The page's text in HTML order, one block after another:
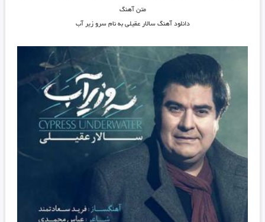
متن آهنگ
دانلود آهنگ سالار عقیلی به نام سرو زیر آب